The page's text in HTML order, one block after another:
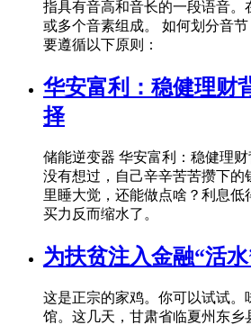
指具有音高和音长的一段语音。
或多个音素组成。 如何划分音
要遵循以下原则：
华安富利：稳健理财
择
储能逆变器 华安富利：稳健理
没有想过，自己辛辛苦苦攒下的
里睡大觉，还能做点啥？利息低
买力反而缩水了。
为扶贫注入金融“活水
这是正宗的家鸡。你可以试试。
馆。这几天，甘肃省临夏州东乡